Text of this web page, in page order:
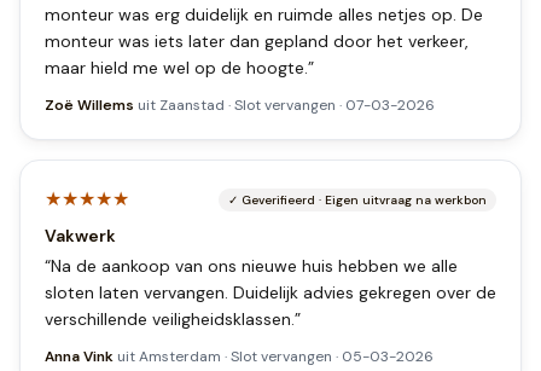
monteur was erg duidelijk en ruimde alles netjes op. De
monteur was iets later dan gepland door het verkeer,
maar hield me wel op de hoogte.”
Zoë Willems uit Zaanstad ·Slot vervangen · 07-03-2026
★★★★★ ✓ Geverifieerd · Eigen uitvraag na werkbon
Vakwerk
“Na de aankoop van ons nieuwe huis hebben we alle
sloten laten vervangen. Duidelijk advies gekregen over de
verschillende veiligheidsklassen.”
Anna Vink uitAmsterdam ·Slot vervangen · 05-03-2026